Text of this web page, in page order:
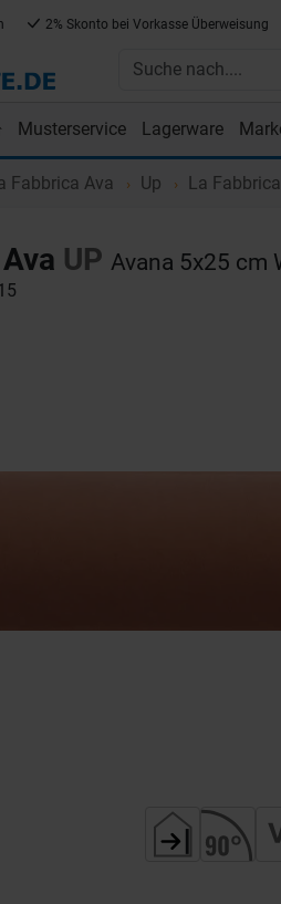
2% Skonto bei Vorkasse Überweisung
Musterservice Lagerware
bei Fliesenrabatte.de
Fabbrica Ava Up La
UP Avana 5x25 cm